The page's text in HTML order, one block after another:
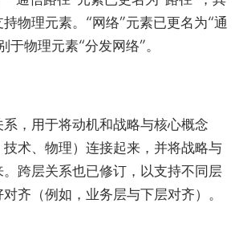
物理元素。“网络”元素已更名为“通
于物理元素“分发网络”。
，用于将动机和战略与核心概念
技术、物理）连接起来，并将战略与
跨层关系也已修订，以支持不同层
齐（例如，业务层与下层对齐）。